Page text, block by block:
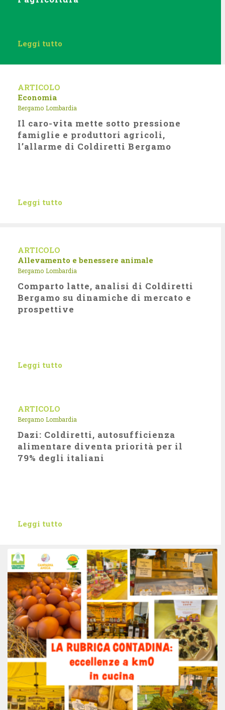
Leggi tutto
ARTICOLO
Economia
Bergamo Lombardia
Il caro-vita mette sotto pressione
famiglie e produttori agricoli,
l’allarme di Coldiretti Bergamo
Leggi tutto
ARTICOLO
Allevamento e benessere animale
Bergamo Lombardia
Comparto latte, analisi di Coldiretti
Bergamo su dinamiche di mercato e
prospettive
Leggi tutto
ARTICOLO
Bergamo Lombardia
Dazi: Coldiretti, autosufficienza
alimentare diventa priorità per il
79% degli italiani
Leggi tutto